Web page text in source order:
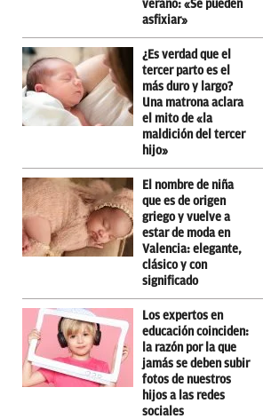
verano: «Se pueden
asfixiar»
¿Es verdad que el
tercer parto es el
más duro y largo?
Una matrona aclara
el mito de «la
maldición del tercer
hijo»
El nombre de niña
que es de origen
griego y vuelve a
estar de moda en
Valencia: elegante,
clásico y con
significado
Los expertos en
educación coinciden:
la razón por la que
jamás se deben subir
fotos de nuestros
hijos a las redes
sociales